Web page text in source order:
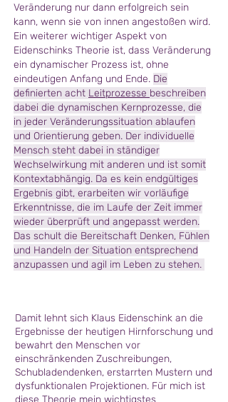
Veränderung nur dann erfolgreich sein
kann, wenn sie von innen angestoßen wird.
Ein weiterer wichtiger Aspekt von
Eidenschinks Theorie ist, dass Veränderung
ein dynamischer Prozess ist, ohne
eindeutigen Anfang und Ende. Die
definierten acht Leitprozesse beschreiben
dabei die dynamischen Kernprozesse, die
in jeder Veränderungssituation ablaufen
und Orientierung geben. Der individuelle
Mensch steht dabei in ständiger
Wechselwirkung mit anderen und ist somit
Kontextabhängig. Da es kein endgültiges
Ergebnis gibt, erarbeiten wir vorläufige
Erkenntnisse, die im Laufe der Zeit immer
wieder überprüft und angepasst werden.
Das schult die Bereitschaft Denken, Fühlen
und Handeln der Situation entsprechend
anzupassen und agil im Leben zu stehen.
Damit lehnt sich Klaus Eidenschink an die
Ergebnisse der heutigen Hirnforschung und
bewahrt den Menschen vor
einschränkenden Zuschreibungen,
Schubladendenken, erstarrten Mustern und
dysfunktionalen Projektionen. Für mich ist
diese Theorie mein wichtigstes